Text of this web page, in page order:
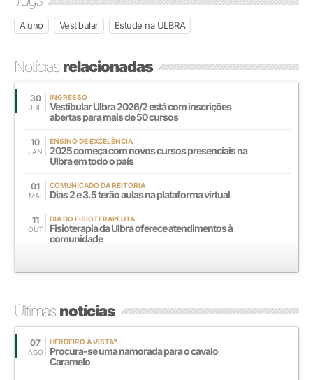
Aluno Vestibular Estude na ULBRA
Notíciasrelacionadas
30
JUL
INGRESSO
Vestibular Ulbra 2026/2 está com inscrições
abertas para mais de 50 cursos
10
JAN
ENSINO DE EXCELÊNCIA
2025 começa com novos cursos presenciais na
Ulbra em todo o país
01
MAI
COMUNICADO DA REITORIA
Dias 2 e 3.5 terão aulas na plataforma virtual
11
OUT
DIA DO FISIOTERAPEUTA
Fisioterapia da Ulbra oferece atendimentos à
comunidade
Últimasnotícias
07
AGO
HERDEIRO À VISTA?
Procura-se uma namorada para o cavalo
Caramelo